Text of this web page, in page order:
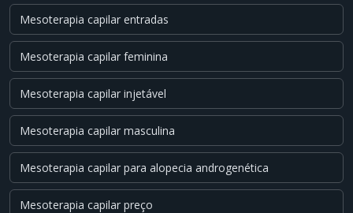
Mesoterapia capilar entradas
Mesoterapia capilar feminina
Mesoterapia capilar injetável
Mesoterapia capilar masculina
Mesoterapia capilar para alopecia androgenética
Mesoterapia capilar preço